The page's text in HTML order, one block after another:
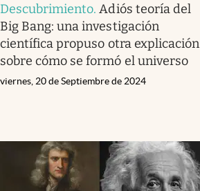
Descubrimiento.Adiós teoría del
Big Bang: una investigación
científica propuso otra explicación
sobre cómo se formó el universo
viernes, 20 de Septiembre de 2024